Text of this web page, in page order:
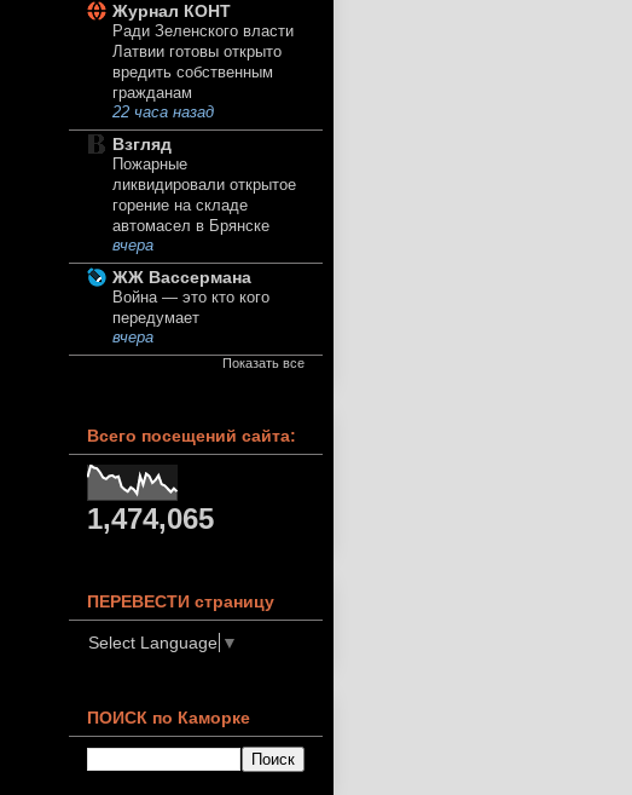
Журнал КОНТ
Ради Зеленского власти
Латвии готовы открыто
вредить собственным
гражданам
22 часа назад
Взгляд
Пожарные
ликвидировали открытое
горение на складе
автомасел в Брянске
вчера
ЖЖ Вассермана
Война — это кто кого
передумает
вчера
Показать все
Всего посещений сайта:
1,474,065
ПЕРЕВЕСТИ страницу
Select Language ▼
ПОИСК по Каморке